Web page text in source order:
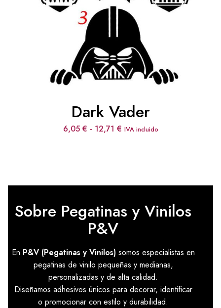
Dark Vader
6,05 € - 12,71 €Rango
hasta
IVA incluido
Sobre Pegatinas y Vinilos
P&V
En P&V (Pegatinas y Vinilos)somos especialistas en
pegatinas de vinilo pequeñas y medianas,
personalizadas y de alta calidad.
Diseñamos adhesivos únicos para decorar, identificar
o promocionar con estilo y durabilidad.